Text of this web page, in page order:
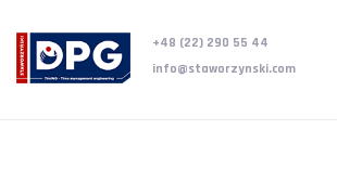
+48 (22) 290 55 44
info@staworzynski.com